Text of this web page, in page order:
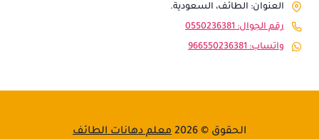
العنوان: الطائف، السعودية.
رقم الجوال: 0550236381
واتساب: 966550236381
الحقوق © 2026 معلم دهانات الطائف